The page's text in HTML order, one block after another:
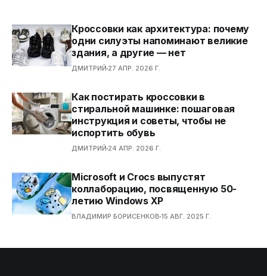
Кроссовки как архитектура: почему
одни силуэты напоминают великие
здания, а другие — нет
ДМИТРИЙ 27 АПР. 2026 Г.
Как постирать кроссовки в
стиральной машинке: пошаговая
инструкция и советы, чтобы не
испортить обувь
ДМИТРИЙ 24 АПР. 2026 Г.
Microsoft и Crocs выпустят
коллаборацию, посвященную 50-
летию Windows XP
ВЛАДИМИР БОРИСЕНКОВ 15 АВГ. 2025 Г.